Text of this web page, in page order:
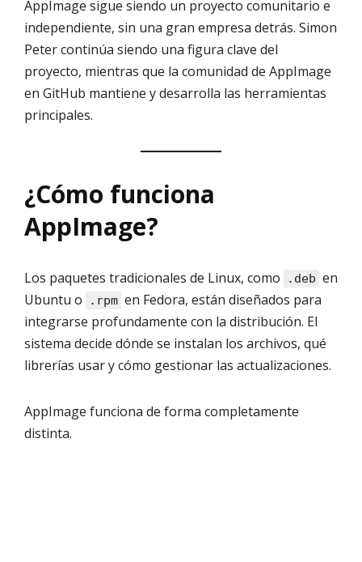
AppImage sigue siendo un proyecto comunitario e
independiente, sin una gran empresa detrás. Simon
Peter continúa siendo una figura clave del
proyecto, mientras que la comunidad de AppImage
en GitHub mantiene y desarrolla las herramientas
principales.
¿Cómo funciona
AppImage?
Los paquetes tradicionales de Linux, como .deb en
Ubuntu o
.rpm en Fedora, están diseñados para
integrarse profundamente con la distribución. El
sistema decide dónde se instalan los archivos, qué
librerías usar y cómo gestionar las actualizaciones.
AppImage funciona de forma completamente
distinta.